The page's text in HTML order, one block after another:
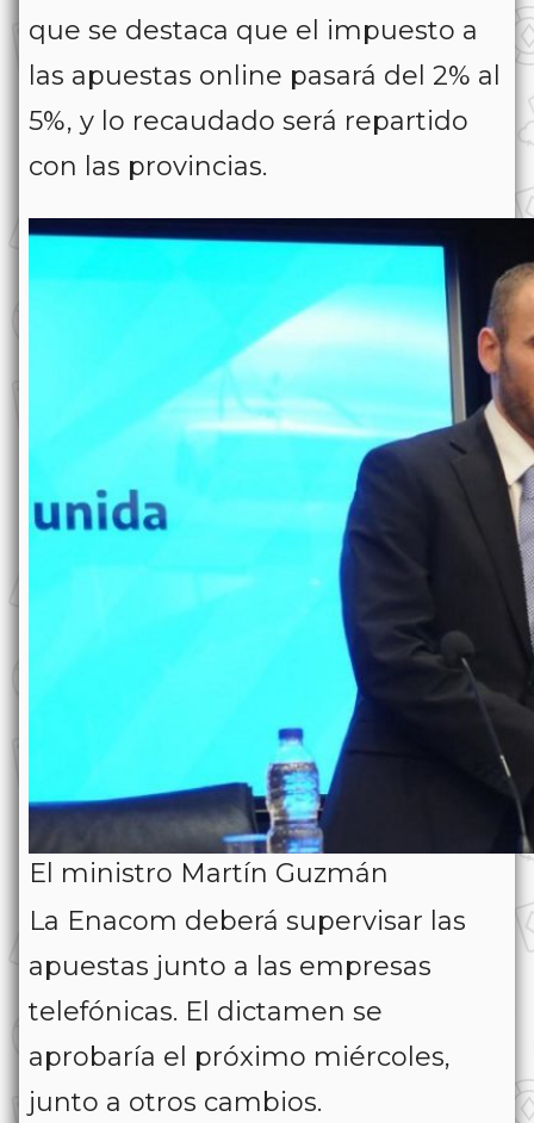
que se destaca que el impuesto a
las apuestas online pasará del 2% al
5%, y lo recaudado será repartido
con las provincias.
El ministro Martín Guzmán
La Enacom deberá supervisar las
apuestas junto a las empresas
telefónicas. El dictamen se
aprobaría el próximo miércoles,
junto a otros cambios.